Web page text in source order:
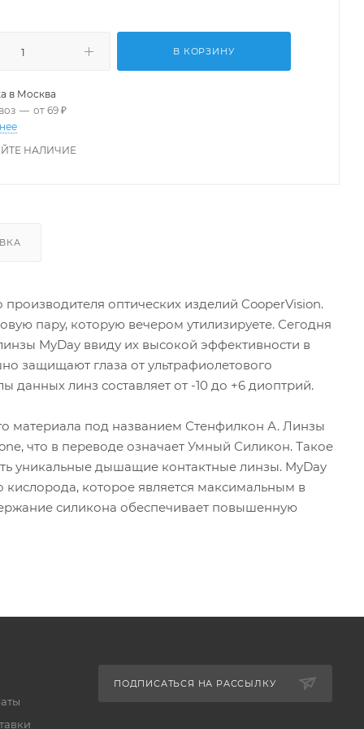
В КОРЗИНУ
в Москва
— от 69 ₽
НАЛИЧИЕ
оптических изделий CooperVision.
пару, которую вечером утилизируете. Сегодня
MyDay ввиду их высокой эффективности в
защищают глаза от ультрафиолетового
данных линз составляет от -10 до +6 диоптрий.
материала под названием Стенфилкон А. Линзы
что в переводе означает Умный Силикон. Такое
уникальные дышащие контактные линзы. MyDay
которое является максимальным в
силикона обеспечивает повышенную
ПОДПИСАТЬСЯ НА РАССЫЛКУ